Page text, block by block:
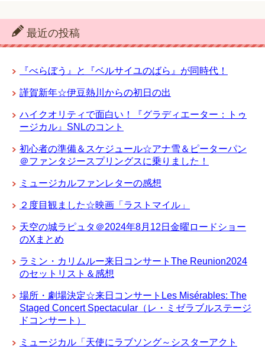
最近の投稿
『べらぼう』と『ベルサイユのばら』が同時代！
謹賀新年☆伊豆熱川からの初日の出
ハイクオリティで面白い！『グラディエーター：トゥ
ージカル』SNLのコント
初心者の準備＆スケジュール☆アナ雪＆ピーターパン
＠ファンタジースプリングスに乗りました！
ミュージカルファンレターの感想
２度目観ました☆映画「ラストマイル」
天空の城ラピュタ＠2024年8月12日金曜ロードショー
のXまとめ
ラミン・カリムルー来日コンサートThe Reunion2024
のセットリスト＆感想
場所・劇場決定☆来日コンサートLes Misérables: The
Staged Concert Spectacular（レ・ミゼラブルステージ
ドコンサート）
ミュージカル「天使にラブソング～シスターアクト